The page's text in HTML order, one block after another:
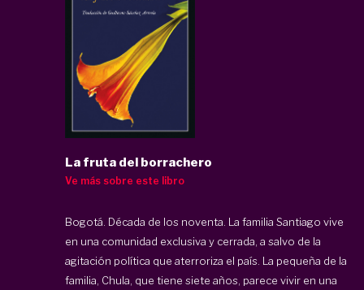
La fruta del borrachero
Ve más sobre este libro
Bogotá. Década de los noventa. La familia Santiago vive
en una comunidad exclusiva y cerrada, a salvo de la
agitación política que aterroriza el país. La pequeña de la
familia, Chula, que tiene siete años, parece vivir en una